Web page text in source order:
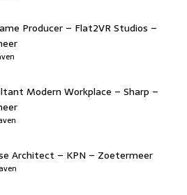
Producer – Flat2VR Studios –
Modern Workplace – Sharp –
Architect – KPN – Zoetermeer